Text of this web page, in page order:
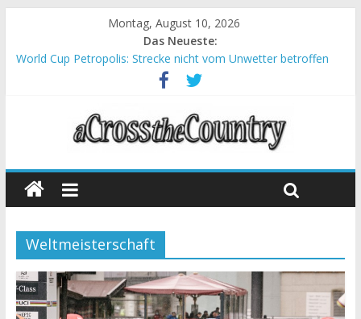
Montag, August 10, 2026
Das Neueste:
World Cup Petropolis: Strecke nicht vom Unwetter betroffen
Krumbach und Obergessertshausen: Mountainbike-Bundesliga
Supercup Massi Banyoles: Siege für Carod und Richards
Halbzeit beim Andalucia Bike Race: Weltmeister Seewald führt
Chelva: Schweizer Doppelsieg beim ersten XCO-Rennen der
Weltmeisterschaft